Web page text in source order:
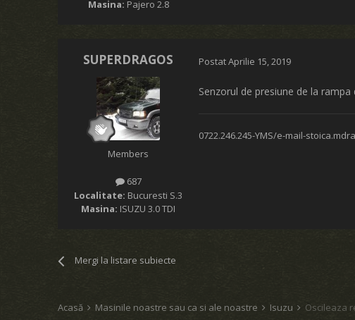
Masina: Pajero 2.8
SUPERDRAGOS
Members
687
Localitate: Bucuresti S.3
Masina: ISUZU 3.0 TDI
PostatAprilie 15, 2019
Senzorul de presiune de la rampa
0722.246.245-YMS/e-mail-
Mergi la listare subiecte
Acasă Masinile noastre sau ca si ale noastre Isuzu Oscileaza